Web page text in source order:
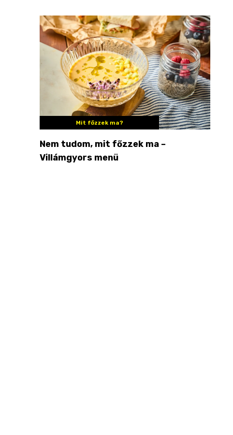
Mit főzzek ma?
Nem tudom, mit főzzek ma –
Villámgyors menü